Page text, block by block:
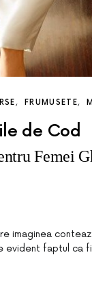
FRUMUSETE
de Cod
Femei
imaginea
evident faptul ca